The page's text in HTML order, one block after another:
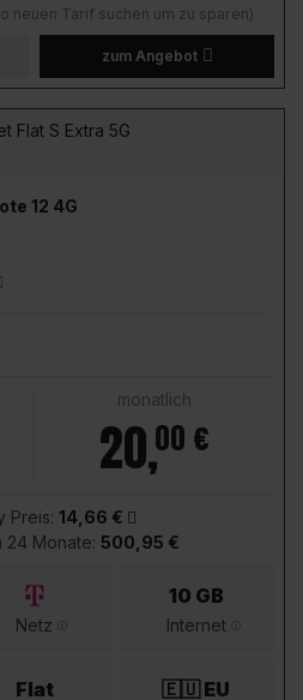
neuen Tarif suchen um zu sparen)
zum Angebot
Flat S Extra 5G
12 4G
monatlich
20,00 €
Preis: 14,66 €
24 Monate: 500,95 €
Netz
10 GB
Internet
Flat 🇪🇺 EU